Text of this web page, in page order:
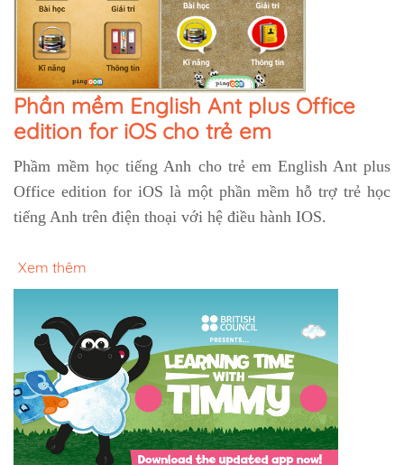
Phần mềm English Ant plus Office
edition for iOS cho trẻ em
Phầm mềm học tiếng Anh cho trẻ em English Ant plus
Office edition for iOS là một phần mềm hỗ trợ trẻ học
tiếng Anh trên điện thoại với hệ điều hành IOS.
Xem thêm